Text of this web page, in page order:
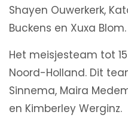
Shayen Ouwerkerk,
Buckens en Xuxa Blom.
Het meisjesteam tot
Noord-Holland. Dit
Sinnema, Maira
en Kimberley Werginz.